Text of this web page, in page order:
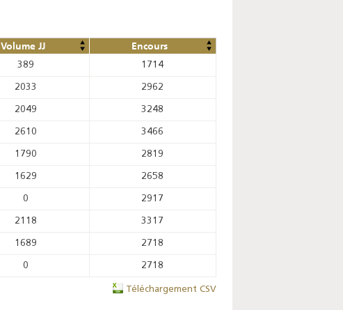
Volume JJ Encours
389 1714
2033 2962
2049 3248
2610 3466
1790 2819
1629 2658
0 2917
2118 3317
1689 2718
0 2718
Téléchargement CSV